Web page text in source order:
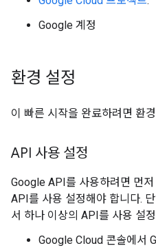
Google 계정
환경 설정
이 빠른 시작을 완료하려면 환
API 사용 설정
Google API를 사용하려면 먼
API를 사용 설정해야 합니다.
서 하나 이상의 API를 사용 설
Google Cloud 콘솔에서